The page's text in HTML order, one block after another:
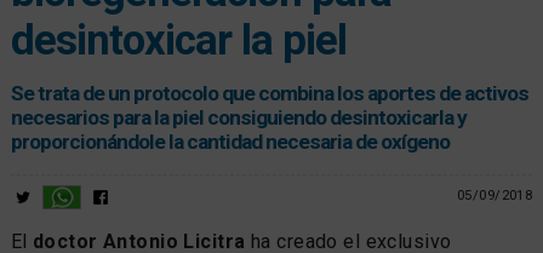
desintoxicar la piel
Se trata de un protocolo que combina los aportes de activos
necesarios para la piel consiguiendo desintoxicarla y
proporcionándole la cantidad necesaria de oxígeno
05/09/2018
El doctor Antonio Licitra ha creado el exclusivo